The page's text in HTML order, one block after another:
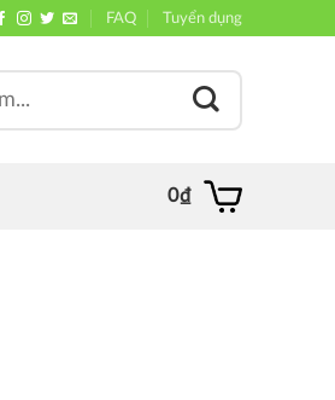
FAQ Tuyển dụng
0₫